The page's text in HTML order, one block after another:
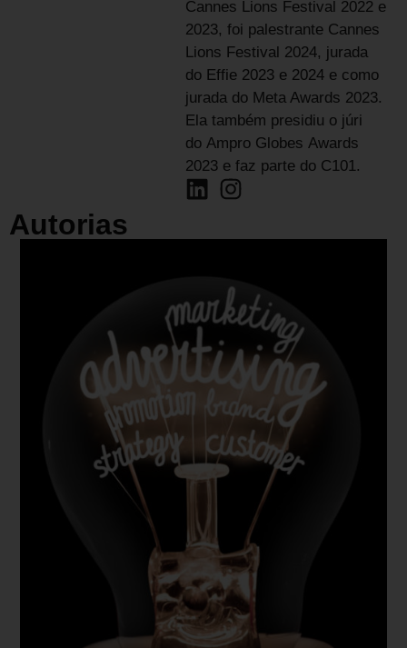
Cannes Lions Festival 2022 e
2023, foi palestrante Cannes
Lions Festival 2024, jurada
do Effie 2023 e 2024 e como
jurada do Meta Awards 2023.
Ela também presidiu o júri
do Ampro Globes Awards
2023 e faz parte do C101.
Autorias